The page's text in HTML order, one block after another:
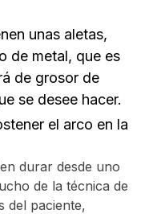
unas aletas,
de metal, que es
de grosor de
se desee hacer.
el arco en la
durar desde uno
de la técnica de
del paciente,